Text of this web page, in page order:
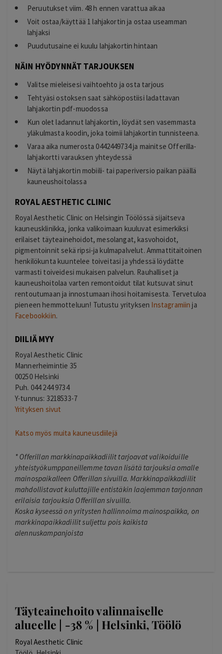
Peruutukset viim. 48 h ennen varattua aikaa
Voit ostaa/käyttää 1 lahjakortin ja ostaa useamman
lahjaksi
Puudutusaine ei kuulu lahjakortin hintaan
NÄIN HYÖDYNNÄT TARJOUKSEN
Valitse mieleisesi vaihtoehto ja osta tarjous
Tehtyäsi ostoksen saat sähköpostiisi ladattavan
lahjakortin pdf-muodossa
Kun olet ladannut lahjakortin, löydät sen vasemmasta
yläkulmasta koodin, joka toimii lahjakortin tunnisteena.
Varaa aika numerosta 0442449734 ja mainitse Offerilla-
lahjakortti varauksen yhteydessä
Näytä lahjakortin mobiili- tai paperiversio paikan päällä
kauneushoitolassa
ROYAL AESTHETIC CLINIC
Royal Aesthetic Clinic on Helsingin Töölössä sijaitseva
kauneusklinikka, jonka valikoimaan kuuluvat esimerkiksi
erilaiset täyteainehoidot, mesolangat, kasvohoidot,
pigmentoinnit sekä ripsi-ja kulmapalvelut. Ammattitaitoinen
henkilökunta kuuntelee toiveitasi ja yhdessä löydätte
varmasti toiveidesi mukaisen palvelun. Rauhalliset ja
kauneushoitolaa varten remontoidut tilat kutsuvat sinut
rentoutumaan ja innostumaan ihosi hoitamisesta. Tervetuloa
pieneen hemmotteluun! Tutustu yrityksen Instagramiin ja
Facebookkiin.
DIILIÄ MYY
Royal Aesthetic Clinic
Mannerheimintie 35
00250 Helsinki
Puh. 044 244 9734
Y-tunnus: 3218533-7
Yrityksen sivut
Katso myös muita kauneusdiilejä
* Offerillan markkinapaikkadiilit tarjoavat valikoiduille
yhteistyökumppaneillemme tavan lisätä tarjouksia omalle
mainospaikalleen Offerillan sivuilla. Markkinapaikkadiilit
mahdollistavat kuluttajille entistäkin laajemman tarjonnan
erilaisia tarjouksia Offerillan sivuilla.
Koska kyseessä on yritysten hallinnoima mainospaikka, on
markkinapaikkadiilit suljettu pois kaikista
alennuskampanjoista
Täyteainehoito valinnaiselle
alueelle | -38 % | Helsinki, Töölö
Royal Aesthetic Clinic